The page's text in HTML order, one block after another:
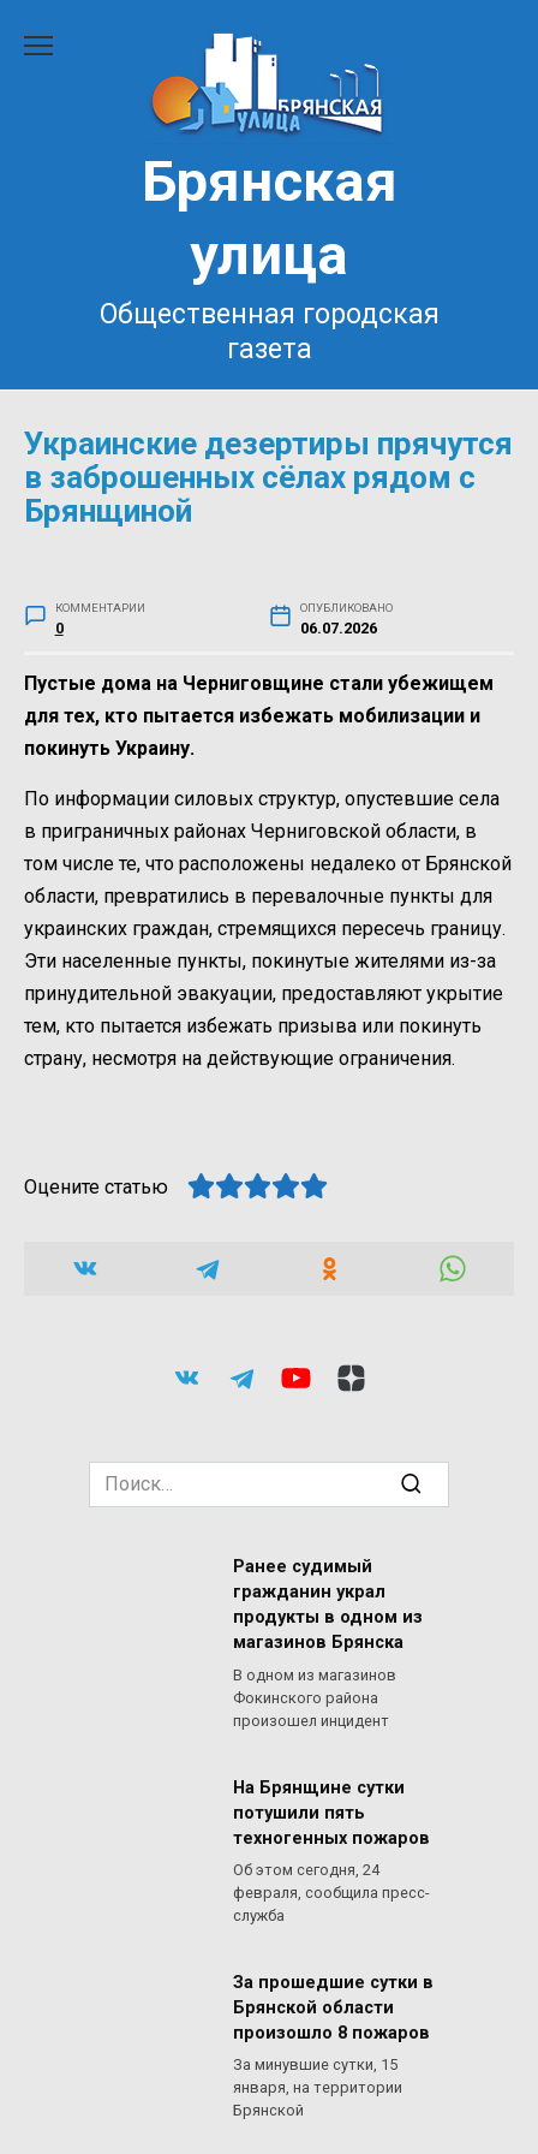
Брянская
улица
Общественная городская
газета
Украинские дезертиры прячутся
в заброшенных сёлах рядом с
Брянщиной
КОММЕНТАРИИ
0
ОПУБЛИКОВАНО
06.07.2026
Пустые дома на Черниговщине стали убежищем
для тех, кто пытается избежать мобилизации и
покинуть Украину.
По информации силовых структур, опустевшие села
в приграничных районах Черниговской области, в
том числе те, что расположены недалеко от Брянской
области, превратились в перевалочные пункты для
украинских граждан, стремящихся пересечь границу.
Эти населенные пункты, покинутые жителями из-за
принудительной эвакуации, предоставляют укрытие
тем, кто пытается избежать призыва или покинуть
страну, несмотря на действующие ограничения.
Оцените статью
Search
for:
Ранее судимый
гражданин украл
продукты в одном из
магазинов Брянска
В одном из магазинов
Фокинского района
произошел инцидент
На Брянщине сутки
потушили пять
техногенных пожаров
Об этом сегодня, 24
февраля, сообщила пресс-
служба
За прошедшие сутки в
Брянской области
произошло 8 пожаров
За минувшие сутки, 15
января, на территории
Брянской